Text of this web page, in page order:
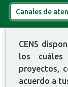
Canales de
CENS
los
proyectos,
acuerdo a